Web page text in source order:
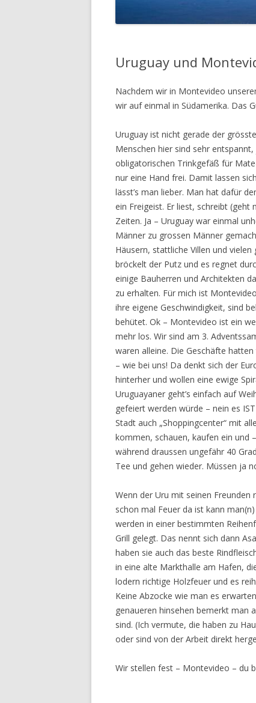
Uruguay und
Nachdem wir in Montevideo
wir auf einmal in Südamerika. Das
Uruguay ist nicht gerade der
Menschen hier sind sehr
obligatorischen Trinkgefäß für
nur eine Hand frei. Damit lassen
lässt’s man lieber. Man hat dafür
ein Freigeist. Er liest, schreibt
Zeiten. Ja – Uruguay war einmal
Männer zu grossen Männer
Häusern, stattliche Villen und
bröckelt der Putz und es regnet
einige Bauherren und Architekten
zu erhalten. Für mich ist
ihre eigene Geschwindigkeit, sind
behütet. Ok – Montevideo ist ein
mehr los. Wir sind am 3.
waren alleine. Die Geschäfte
– wie bei uns! Da denkt sich der
hinterher und wollen eine ewige
Uruguayaner geht’s einfach auf
gefeiert werden würde – nein es
Stadt auch „Shoppingcenter“ mit
kommen, schauen, kaufen ein und
während draussen ungefähr 40
Tee und gehen wieder. Müssen ja
Wenn der Uru mit seinen
schon mal Feuer da ist kann
werden in einer bestimmten
Grill gelegt. Das nennt sich dann
haben sie auch das beste
in eine alte Markthalle am Hafen,
lodern richtige Holzfeuer und es
Keine Abzocke wie man es
genaueren hinsehen bemerkt man
sind. (Ich vermute, die haben zu
oder sind von der Arbeit direkt
Wir stellen fest – Montevideo – du